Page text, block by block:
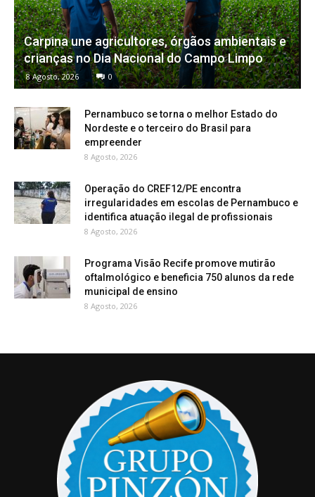
Carpina une agricultores, órgãos ambientais e
crianças no Dia Nacional do Campo Limpo
8 Agosto, 2026 0
Pernambuco se torna o melhor Estado do
Nordeste e o terceiro do Brasil para
empreender
8 Agosto, 2026
Operação do CREF12/PE encontra
irregularidades em escolas de Pernambuco e
identifica atuação ilegal de profissionais
8 Agosto, 2026
Programa Visão Recife promove mutirão
oftalmológico e beneficia 750 alunos da rede
municipal de ensino
8 Agosto, 2026